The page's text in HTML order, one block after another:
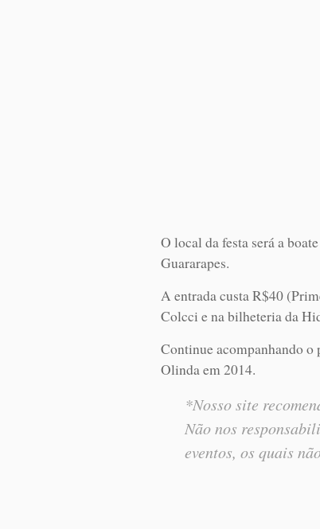
O local da festa será a
Guararapes.
A entrada custa R$40
Colcci e na bilheteria da
Continue acompanhando o
Olinda em 2014.
*Nosso site
Não nos
eventos, os quais